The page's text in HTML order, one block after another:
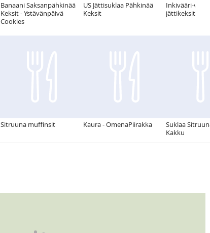
Banaani Saksanpähkinää
Keksit - Ystävänpäivä
Cookies
US Jättisuklaa Pähkinää
Keksit
Inkivääri-
jättikeksit
Sitruuna muffinsit Kaura - OmenaPiirakka
Suklaa
Kakku